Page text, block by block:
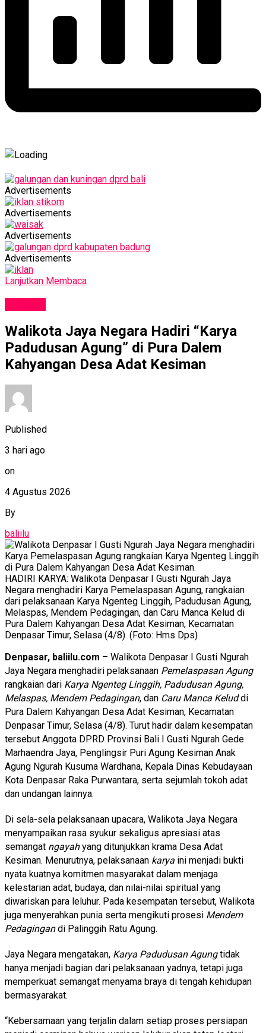
Advertisements
Advertisements
Advertisements
Advertisements
Lanjutkan Membaca
Walikota Jaya Negara Hadiri “Karya
Padudusan Agung” di Pura Dalem
Kahyangan Desa Adat Kesiman
Published
3 hari ago
on
4 Agustus 2026
By
baliilu
HADIRI KARYA: Walikota Denpasar I Gusti Ngurah Jaya
Negara menghadiri Karya Pemelaspasan Agung, rangkaian
dari pelaksanaan Karya Ngenteg Linggih, Padudusan Agung,
Melaspas, Mendem Pedagingan, dan Caru Manca Kelud di
Pura Dalem Kahyangan Desa Adat Kesiman, Kecamatan
Denpasar Timur, Selasa (4/8). (Foto: Hms Dps)
Denpasar, baliilu.com – Walikota Denpasar I Gusti Ngurah
Jaya Negara menghadiri pelaksanaan Pemelaspasan Agung
rangkaian dari Karya Ngenteg Linggih, Padudusan Agung,
Melaspas, Mendem Pedagingan, dan Caru Manca Keluddi
Pura Dalem Kahyangan Desa Adat Kesiman, Kecamatan
Denpasar Timur, Selasa (4/8). Turut hadir dalam kesempatan
tersebut Anggota DPRD Provinsi Bali I Gusti Ngurah Gede
Marhaendra Jaya, Penglingsir Puri Agung Kesiman Anak
Agung Ngurah Kusuma Wardhana, Kepala Dinas Kebudayaan
Kota Denpasar Raka Purwantara, serta sejumlah tokoh adat
dan undangan lainnya.
Di sela-sela pelaksanaan upacara, Walikota Jaya Negara
menyampaikan rasa syukur sekaligus apresiasi atas
semangat ngayahyang ditunjukkan krama Desa Adat
Kesiman. Menurutnya, pelaksanaan karya ini menjadi bukti
nyata kuatnya komitmen masyarakat dalam menjaga
kelestarian adat, budaya, dan nilai-nilai spiritual yang
diwariskan para leluhur. Pada kesempatan tersebut, Walikota
juga menyerahkan punia serta mengikuti prosesi Mendem
Pedagingandi Palinggih Ratu Agung.
Jaya Negara mengatakan, Karya Padudusan Agungtidak
hanya menjadi bagian dari pelaksanaan yadnya, tetapi juga
memperkuat semangat menyama braya di tengah kehidupan
bermasyarakat.
“Kebersamaan yang terjalin dalam setiap proses persiapan